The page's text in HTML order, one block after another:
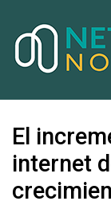
El
internet